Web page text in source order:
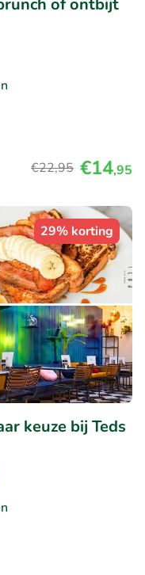
€22,95 €14,95
29% korting
keuze bij Teds